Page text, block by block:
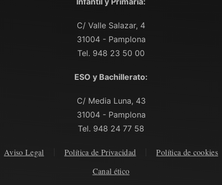
C/ Valle Salazar, 4
31004 - Pamplona
Tel. 948 23 50 00
ESO y Bachillerato:
C/ Media Luna, 43
31004 - Pamplona
Tel. 948 24 77 58
Aviso Legal Política de Privacidad
Política de cookies
Canal ético